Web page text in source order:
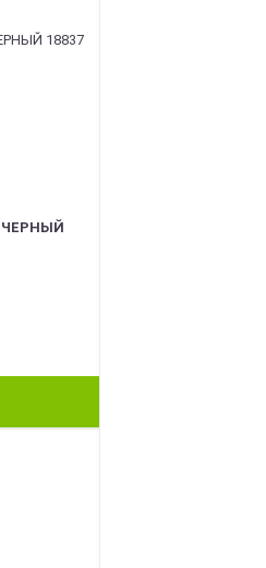
ЧЕРНЫЙ